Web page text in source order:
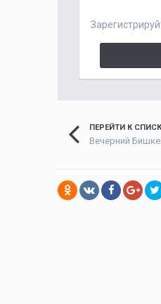
ПЕРЕЙТИ К
Вечерний